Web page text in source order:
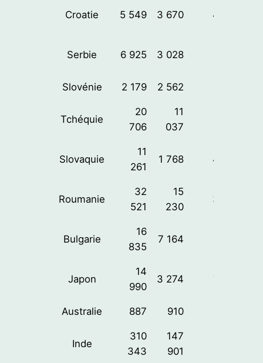
Croatie 5 549 3 670 44%
Serbie 6 925 3 028
Slovénie 2 179 2 562
Tchéquie
20
706
11
037
Slovaquie
11
261
1 768 45%
Roumanie
32
521
15
230
32%
Bulgarie
16
835
7 164
Japon
14
990
3 274 74%
Australie 887 910
Inde
310
343
147
901